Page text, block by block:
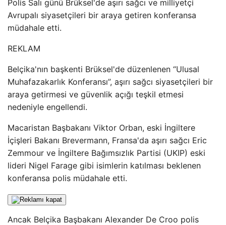
Polis Salı günü Brüksel'de aşırı sağcı ve milliyetçi
Avrupalı ​​siyasetçileri bir araya getiren konferansa
müdahale etti.
REKLAM
Belçika'nın başkenti Brüksel'de düzenlenen “Ulusal
Muhafazakarlık Konferansı”, aşırı sağcı siyasetçileri bir
araya getirmesi ve güvenlik açığı teşkil etmesi
nedeniyle engellendi.
Macaristan Başbakanı Viktor Orban, eski İngiltere
İçişleri Bakanı Brevermann, Fransa'da aşırı sağcı Eric
Zemmour ve İngiltere Bağımsızlık Partisi (UKIP) eski
lideri Nigel Farage gibi isimlerin katılması beklenen
konferansa polis müdahale etti.
Ancak Belçika Başbakanı Alexander De Croo polis